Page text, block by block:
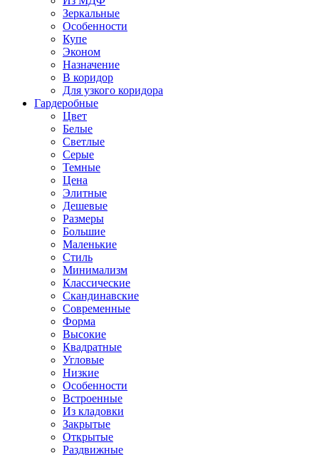
Зеркальные
Особенности
Купе
Эконом
Назначение
В коридор
Для узкого коридора
Гардеробные
Цвет
Белые
Светлые
Серые
Темные
Цена
Элитные
Дешевые
Размеры
Большие
Маленькие
Стиль
Минимализм
Классические
Скандинавские
Современные
Форма
Высокие
Квадратные
Угловые
Низкие
Особенности
Встроенные
Из кладовки
Закрытые
Открытые
Раздвижные